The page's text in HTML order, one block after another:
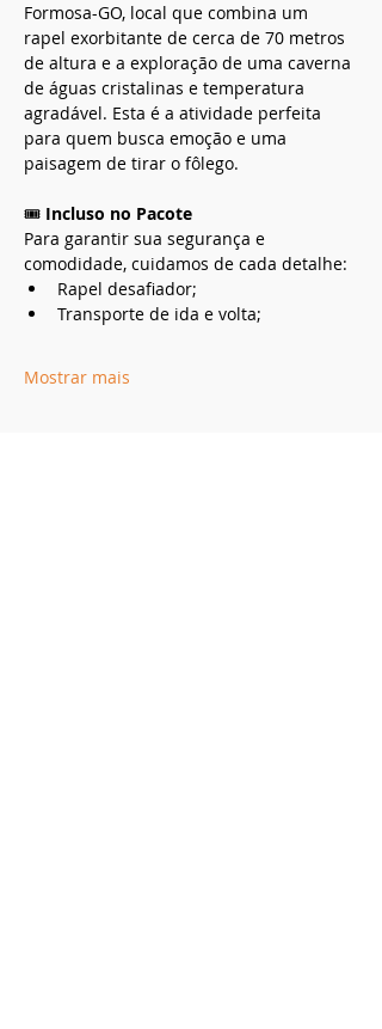
Formosa-GO, local que combina um
rapel exorbitante de cerca de 70 metros
de altura e a exploração de uma caverna
de águas cristalinas e temperatura
agradável. Esta é a atividade perfeita
para quem busca emoção e uma
paisagem de tirar o fôlego.
🎟️ Incluso no Pacote
Para garantir sua segurança e
comodidade, cuidamos de cada detalhe:
Rapel desafiador;
Transporte de ida e volta;
Mostrar mais